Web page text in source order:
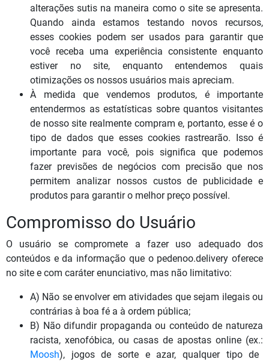
alterações sutis na maneira como o site se apresenta.
Quando ainda estamos testando novos recursos,
esses cookies podem ser usados ​​para garantir que
você receba uma experiência consistente enquanto
estiver no site, enquanto entendemos quais
otimizações os nossos usuários mais apreciam.
À medida que vendemos produtos, é importante
entendermos as estatísticas sobre quantos visitantes
de nosso site realmente compram e, portanto, esse é o
tipo de dados que esses cookies rastrearão. Isso é
importante para você, pois significa que podemos
fazer previsões de negócios com precisão que nos
permitem analizar nossos custos de publicidade e
produtos para garantir o melhor preço possível.
Compromisso do Usuário
O usuário se compromete a fazer uso adequado dos
conteúdos e da informação que o pedenoo.delivery oferece
no site e com caráter enunciativo, mas não limitativo:
A) Não se envolver em atividades que sejam ilegais ou
contrárias à boa fé a à ordem pública;
B) Não difundir propaganda ou conteúdo de natureza
racista, xenofóbica, ou casas de apostas online (ex.:
Moosh), jogos de sorte e azar, qualquer tipo de